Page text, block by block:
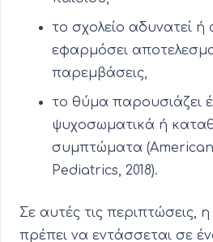
το σχολείο αδυνατεί ή
εφαρμόσει
παρεμβάσεις,
το θύμα παρουσιάζει
ψυχοσωματικά ή
συμπτώματα
Pediatrics, 2018).
Σε αυτές τις περιπτώσεις,
πρέπει να εντάσσεται σε